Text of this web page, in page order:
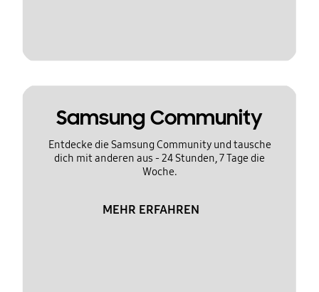
Samsung Community
Entdecke die Samsung Community und tausche
dich mit anderen aus - 24 Stunden, 7 Tage die
Woche.
MEHR ERFAHREN